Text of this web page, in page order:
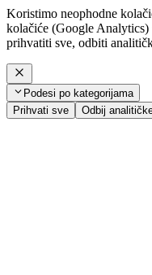
Koristimo neophodne
kolačiće (Google Analytics)
prihvatiti sve, odbiti
Podesi po kategorijama
Prihvati sve
Odbij